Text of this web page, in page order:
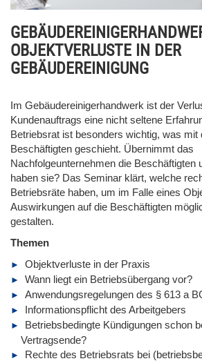
OBJEKTVERLUSTE IN DER
GEBÄUDEREINIGUNG
Im Gebäudereinigerhandwerk ist der
Kundenauftrags eine nicht seltene
Betriebsrat ist besonders wichtig, was mit
Beschäftigten geschieht. Übernimmt das
Nachfolgeunternehmen die Beschäftigten
haben sie? Das Seminar klärt, welche
Betriebsräte haben, um im Falle eines
Auswirkungen auf die Beschäftigten
gestalten.
Themen
Objektverluste in der Praxis
Wann liegt ein Betriebsübergang vor?
Anwendungsregelungen des § 613 a
Informationspflicht des Arbeitgebers
Betriebsbedingte Kündigungen schon
Vertragsende?
Rechte des Betriebsrats bei